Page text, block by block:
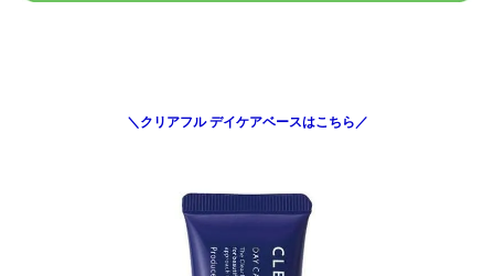
＼クリアフル デイケアベースはこちら／